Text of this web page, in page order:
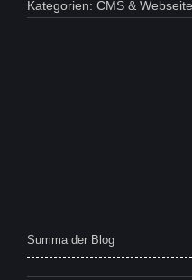
Kategorien: CMS &
Summa der Blog